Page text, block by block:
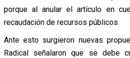
porque al anular el artículo en
recaudación de recursos públicos.
Ante esto surgieron nuevas
Radical señalaron que se debe